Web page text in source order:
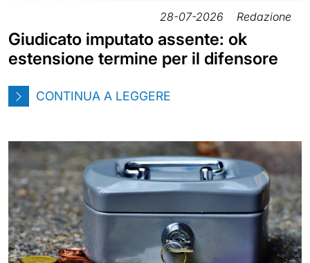
28-07-2026 Redazione
Giudicato imputato assente: ok
estensione termine per il difensore
CONTINUA A LEGGERE